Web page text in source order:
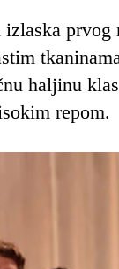
izlaska prvog
haljinu
repom.